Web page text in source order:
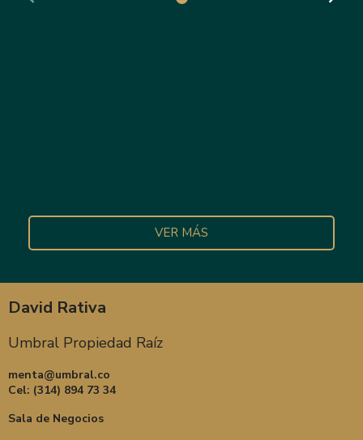
VER MÁS
David Rativa
Umbral Propiedad Raíz
menta@umbral.co
Cel: (314) 894 73 34
Sala de Negocios